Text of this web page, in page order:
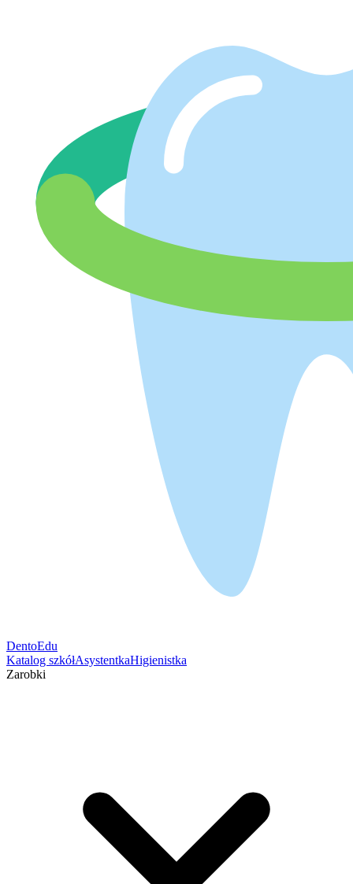
DentoEdu
Katalog szkółAsystentkaHigienistka
Zarobki